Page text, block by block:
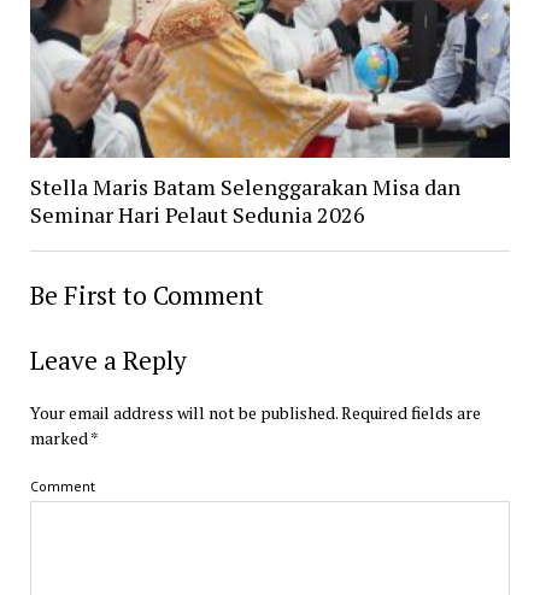
Stella Maris Batam Selenggarakan Misa dan
Seminar Hari Pelaut Sedunia 2026
Be First to Comment
Leave a Reply
Your email address will not be published.Required fields are
marked*
Comment